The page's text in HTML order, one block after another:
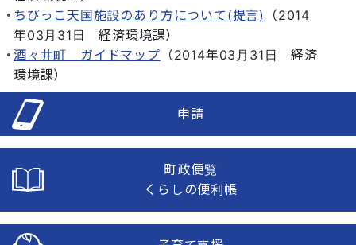
ちびっこ天国施設のあり方について(提言)
（2014
年03月31日
経済環境課）
酒々井町 ガイドマップ （2014年03月31日
経済
環境課）
申請
町政便覧
くらしの便利帳